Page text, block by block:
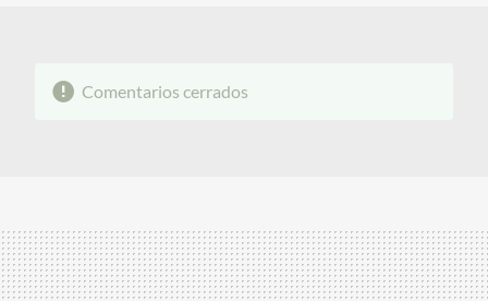
Comentarios cerrados